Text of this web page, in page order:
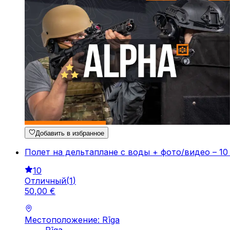
Добавить в избранное
Полет на дельтаплане с воды + фото/видео –
10
Отличный(1)
50,00 €
Местоположение: Rīga